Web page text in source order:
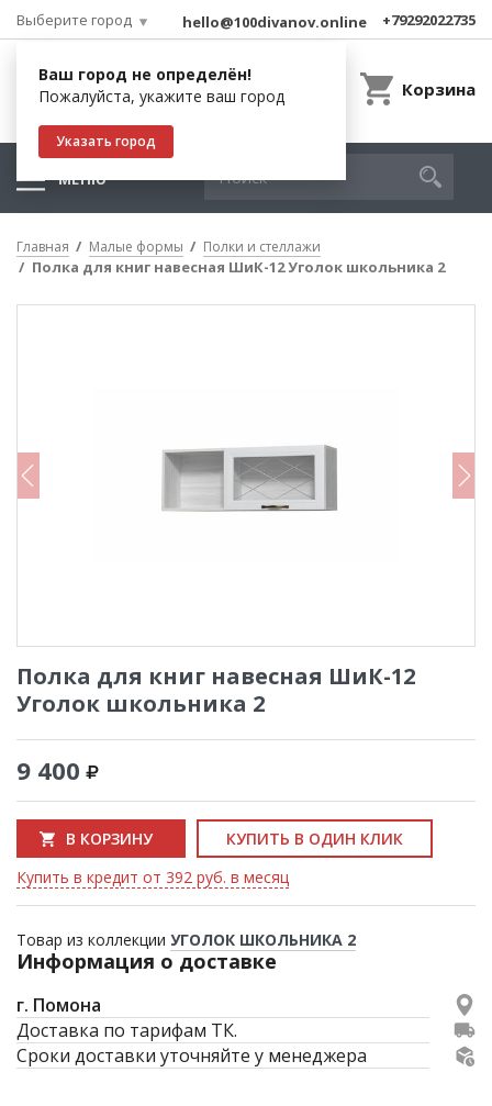
Выберите город
Ваш город не определён!
Пожалуйста, укажите ваш город
Указать город
hello@100divanov.online +79292022735
Корзина
МЕНЮ
Главная Малые формы Полки и стеллажи
Полка для книг навесная ШиК-12 Уголок школьника 2
Полка для книг навесная ШиК-12
Уголок школьника 2
9 400
В КОРЗИНУ
КУПИТЬ В ОДИН КЛИК
Купить в кредит от 392 руб. в месяц
Товар из коллекции УГОЛОК ШКОЛЬНИКА 2
Информация о доставке
г. Помона
Доставка по тарифам ТК.
Сроки доставки уточняйте у менеджера